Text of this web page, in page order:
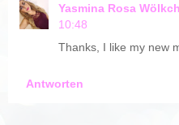
Yasmina Rosa
10:48
Thanks, I like my new
Antworten